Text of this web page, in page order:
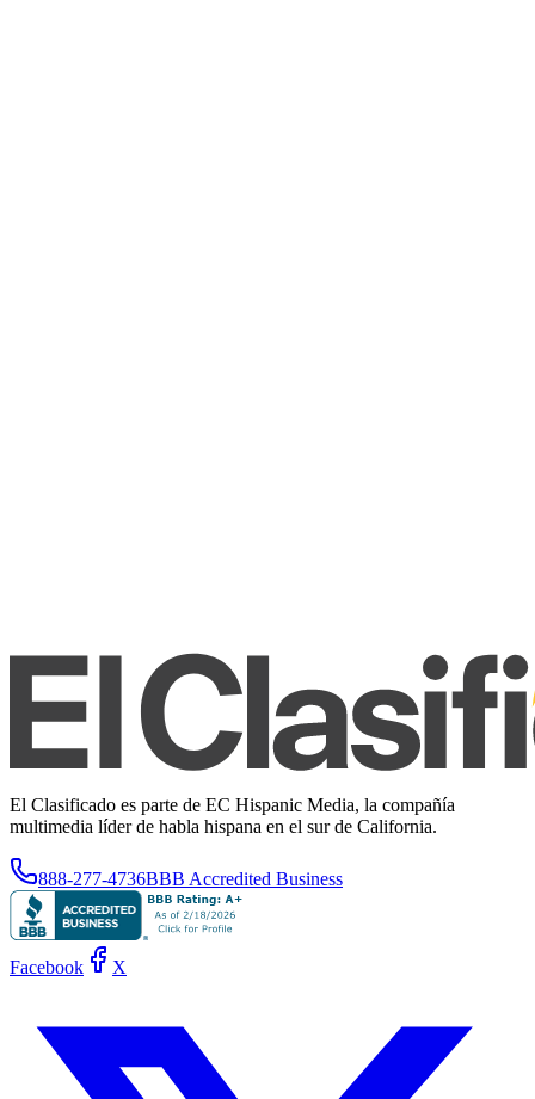
El Clasificado es parte de EC Hispanic Media, la compañía
multimedia líder de habla hispana en el sur de California.
888-277-4736BBB Accredited Business
Facebook X